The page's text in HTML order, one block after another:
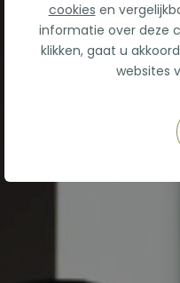
cookies en
informatie over deze
klikken, gaat u
websites